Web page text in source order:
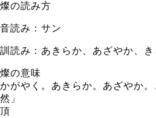
燦の読み方
音読み：サン
訓読み：あきらか、あざやか、き
燦の意味
かがやく。あきらか。あざやか
然」
頂